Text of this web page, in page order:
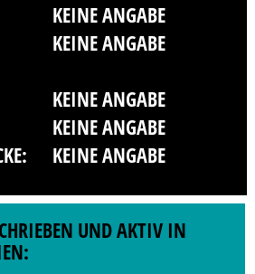
KEINE ANGABE
KEINE ANGABE
KEINE ANGABE
KEINE ANGABE
KEINE ANGABE
UND AKTIV IN